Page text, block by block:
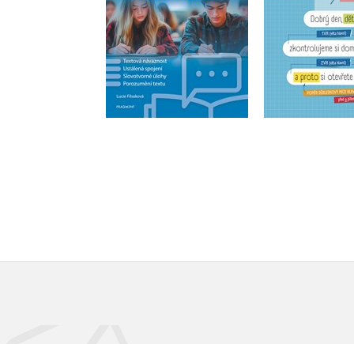
Do košíku
229 Kč
183 Kč
Do
183 Kč